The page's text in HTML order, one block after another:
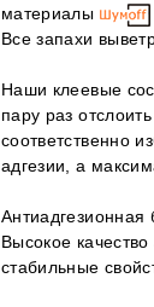
материалы
Все запахи
Наши клеевые
пару раз
соответственно
адгезии, а
Высокое
стабильные